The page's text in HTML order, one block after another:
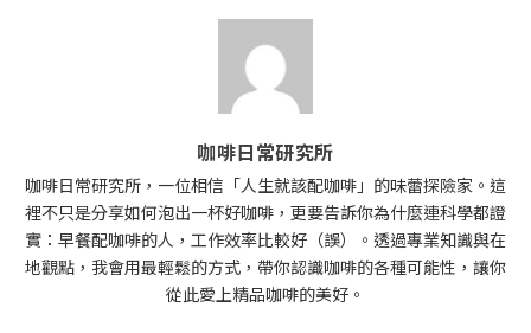
咖啡日常研究所
咖啡日常研究所，一位相信「人生就該配咖啡」的味蕾探險家。這
裡不只是分享如何泡出一杯好咖啡，更要告訴你為什麼連科學都證
實：早餐配咖啡的人，工作效率比較好（誤）。透過專業知識與在
地觀點，我會用最輕鬆的方式，帶你認識咖啡的各種可能性，讓你
從此愛上精品咖啡的美好。